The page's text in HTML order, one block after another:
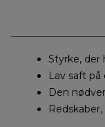
Styrke, der
Lav saft
Den